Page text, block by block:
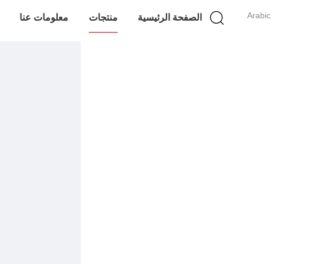
Arabic الصفحة الرئيسية منتجات معلومات عنا